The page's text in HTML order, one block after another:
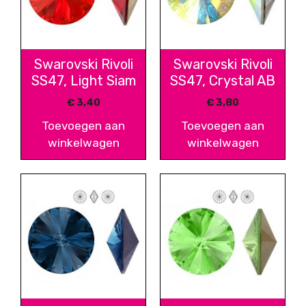
Swarovski Rivoli
SS47, Light Siam
€3,40
Toevoegen aan
winkelwagen
Swarovski Rivoli
SS47, Crystal AB
€3,80
Toevoegen aan
winkelwagen